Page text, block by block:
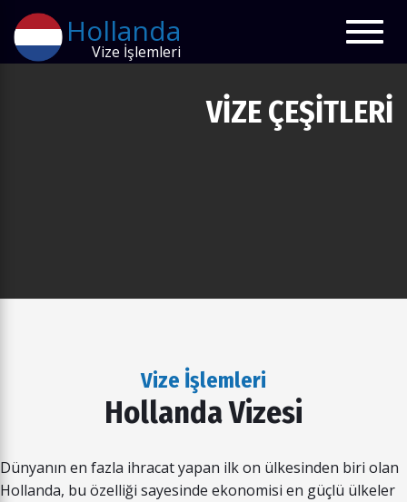
Hollanda
Vize İşlemleri
VIZE ÇEŞITLERI
Vize İşlemleri
Hollanda Vizesi
Dünyanın en fazla ihracat yapan ilk on ülkesinden biri olan
Hollanda, bu özelliği sayesinde ekonomisi en güçlü ülkeler